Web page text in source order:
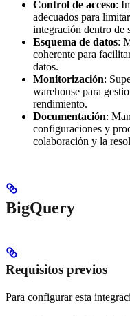
Control de acceso:
adecuados para
integración dentro de
Esquema de datos:
coherente para
datos.
Monitorización:
warehouse para
rendimiento.
Documentación:
configuraciones y
colaboración y la
BigQuery
Requisitos previos
Para configurar esta